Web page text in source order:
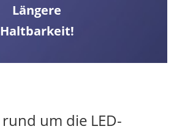
Längere
Haltbarkeit!
um die LED-